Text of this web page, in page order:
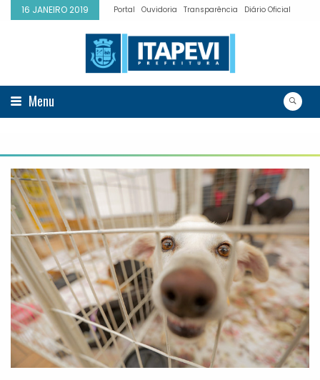
16 JANEIRO 2019 Portal Ouvidoria Transparência Diário Oficial
Menu